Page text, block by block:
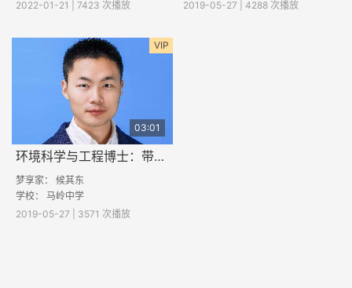
2022-01-21 | 7423 次播放
2019-05-27 | 4288 次播放
VIP
03:01
环境科学与工程博士：带你了解PM2.5
梦享家： 候其东
学校： 马岭中学
2019-05-27 | 3571 次播放